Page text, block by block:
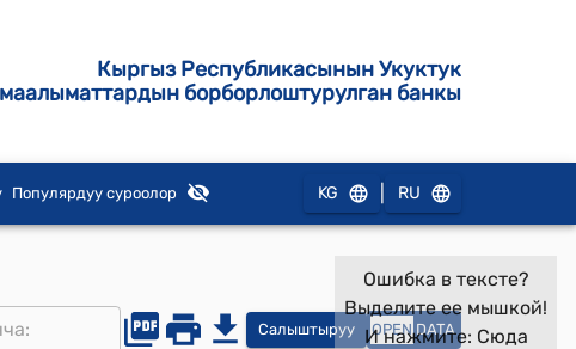
Кыргыз Республикасынын Укуктук
маалыматтардын борборлоштурулган банкы
Популярдуу суроолор KG RU
Салыштыруу OPEN DATA
Ошибка в тексте?
Выделите ее мышкой!
И нажмите: Сюда